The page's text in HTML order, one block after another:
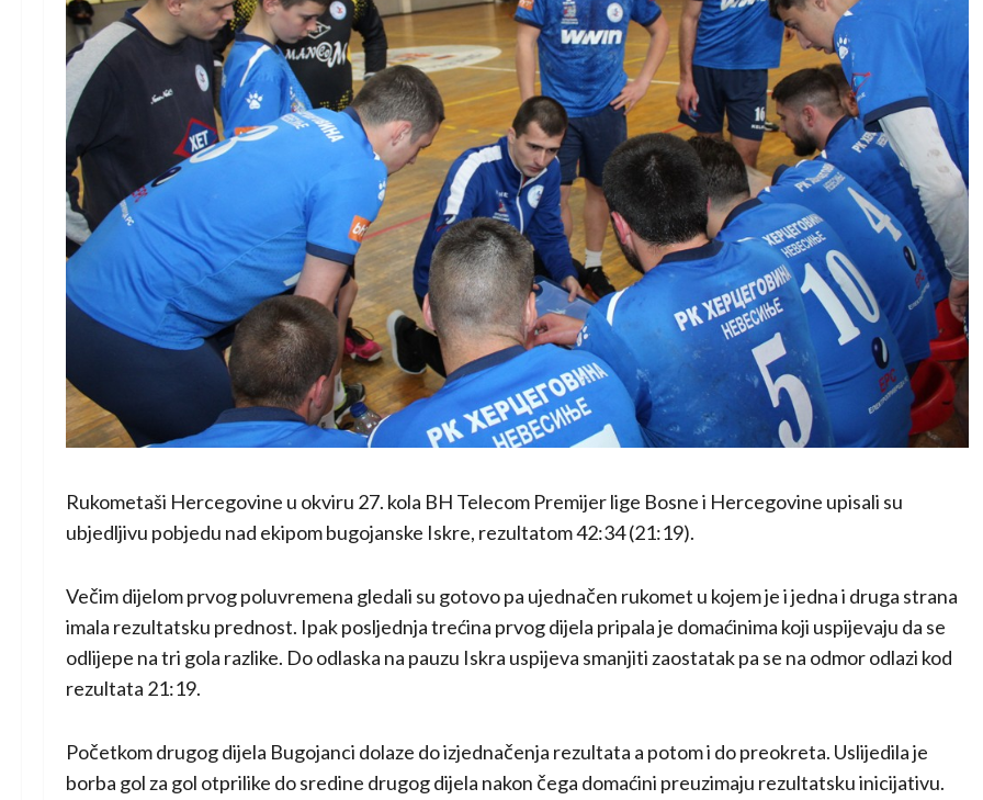
Rukometaši Hercegovine u okviru 27. kola BH Telecom Premijer lige Bosne i Hercegovine upisali su
ubjedljivu pobjedu nad ekipom bugojanske Iskre, rezultatom 42:34 (21:19).
Večim dijelom prvog poluvremena gledali su gotovo pa ujednačen rukomet u kojem je i jedna i druga strana
imala rezultatsku prednost. Ipak posljednja trećina prvog dijela pripala je domaćinima koji uspijevaju da se
odlijepe na tri gola razlike. Do odlaska na pauzu Iskra uspijeva smanjiti zaostatak pa se na odmor odlazi kod
rezultata 21:19.
Početkom drugog dijela Bugojanci dolaze do izjednačenja rezultata a potom i do preokreta. Uslijedila je
borba gol za gol otprilike do sredine drugog dijela nakon čega domaćini preuzimaju rezultatsku inicijativu.